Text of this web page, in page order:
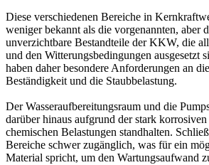
Diese verschiedenen Bereiche in
weniger bekannt als die vorgenannten, aber
unverzichtbare Bestandteile der KKW, die
und den Witterungsbedingungen ausgesetzt
haben daher besondere Anforderungen an
Beständigkeit und die Staubbelastung.
Der Wasseraufbereitungsraum und die
darüber hinaus aufgrund der stark
chemischen Belastungen standhalten.
Bereiche schwer zugänglich, was für ein
Material spricht, um den Wartungsaufwand